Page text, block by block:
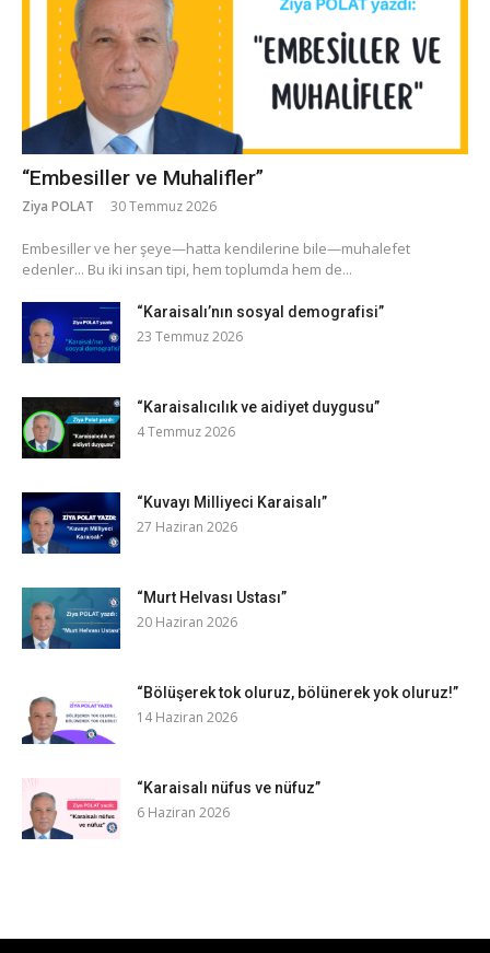
“Embesiller ve Muhalifler”
Ziya POLAT 30 Temmuz 2026
​Embesiller ve her şeye—hatta kendilerine bile—muhalefet
edenler... Bu iki insan tipi, hem toplumda hem de...
“Karaisalı’nın sosyal demografisi”
23 Temmuz 2026
“Karaisalıcılık ve aidiyet duygusu”
4 Temmuz 2026
“Kuvayı Milliyeci Karaisalı”
27 Haziran 2026
“Murt Helvası Ustası”
20 Haziran 2026
“Bölüşerek tok oluruz, bölünerek yok oluruz!”
14 Haziran 2026
“Karaisalı nüfus ve nüfuz”
6 Haziran 2026